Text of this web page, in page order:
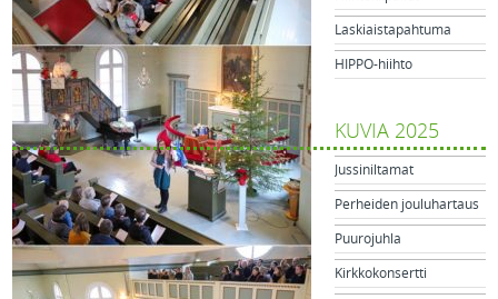
Laskiaistapahtuma
HIPPO-hiihto
KUVIA 2025
Jussiniltamat
Perheiden jouluhartaus
Puurojuhla
Kirkkokonsertti